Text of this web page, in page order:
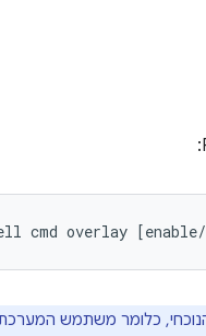
cmd overlay [
כלומר משתמש